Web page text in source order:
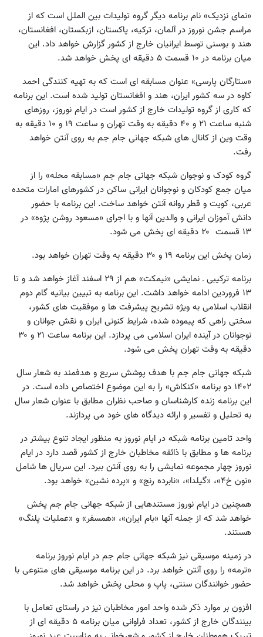
«نمای نزدیک» نام برنامه دیگر گروه تولیدات بین الملل است که از
مراسم جشن نوروز در آلمان، ترکیه، پاکستان، ازبکستان، افغانستان،
هند و بوسنی توسط ایرانیان خارج از کشور گزارش خواهد داد. این
میان برنامه در ۱۰ قسمت ۵ دقیقه ای پخش خواهد شد.
«ستارگان پارسی» عنوان مسابقه ای است که به تهیه کنندگی احمد
کاوه در سه کشور ایران، هند و افغانستان تولید شده است. این برنامه
که کاری از گروه تولیدات خارج از کشور است در ایام نوروز، روزهای
شنبه ساعت ۲۱ و ۴۰ دقیقه به وقت تهران و ساعت ۱۹ و ۱۰ دقیقه به
وقت وین از کانال های شبکه جهانی جام جم به روی آنتن خواهد
رفت.
گروه کودک و نوجوان شبکه جهانی جام جم «مسابقه محله» را از
میان جمع کودکان و نوجوانان ایرانی ساکن در کشورهای امارات متحده
عربی، کویت و قطر روانه آنتن خواهد ساخت. این برنامه با حضور
دانش آموزان ایرانی و والدین آنها و با اجرای «مسعود روشن پژوه» در
۱۳ قسمت ۲۰ دقیقه ای پخش می شود.
زمان پخش این برنامه ۱۹ و ۳۰ دقیقه به وقت تهران خواهد بود.
برنامه ترکیبی ـ نمایشی «نیمکت» هم از ۲۹ اسفند آغاز خواهد شد و تا
۱۳ فروردین ادامه خواهد داشت. این برنامه به تبیین بیانیه گام دوم
انقلاب اسلامی به ویژه تشریح پیشرفت ها و موفقیت های کشور،
سختی راهی که پیموده شده، شرایط کنونی ایران و نقش جوانان و
نوجوانان در آینده ایران اسلامی می پردازد. این برنامه ساعت ۲۱ و ۳۰
دقیقه به وقت تهران پخش می شود.
شبکه جهانی جام جم با هدف پوشش سریع و هدفمند به شعار سال
۱۴۰۲ دو برنامه «کنکاش» را به این موضوع اختصاص داده است. در
این برنامه زنده کارشناسان و صاحب نظران مطابق با عنوان شعار سال
به تحلیل و تفسیر و ارائه دیدگاه های خود می پردازند.
واحد تامین برنامه شبکه در ایام نوروز به منظور ایجاد تنوع بیشتر در
برنامه ها و مطابق با ذائقه مخاطبان خارج از کشور قصد دارد در ایام
نوروز چهار مجموعه نمایشی را به روی آنتن ببرد. این سریال ها شامل
«نون خ۴»، «گیلدا»، «نابرده رنج» و «پرده نشین» خواهد بود.
همچنین در ایام نوروز مستندهایی از شبکه جهانی جام جم پخش
خواهد شد که از جمله آنها «بام ایران»، «همسفر» و «عملیات پلنگ»
هستند.
در زمینه موسیقی نیز شبکه جهانی جام جم در ایام نوروز برنامه
«ترمه» را روی آنتن خواهد برد. در این برنامه موسیقی های متنوعی با
حضور خوانندگان سنتی، پاپ و محلی پخش خواهد شد.
افزون بر موارد ذکر شده واحد امور مخاطبان نیز در راستای تعامل با
بینندگان خارج از کشور، تعداد فراوانی میان برنامه ۵ دقیقه ای از